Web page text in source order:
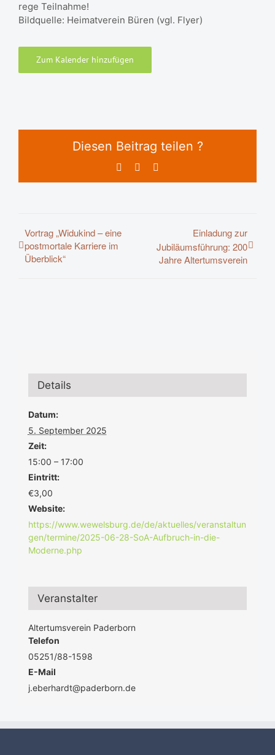
rege Teilnahme!
Bildquelle: Heimatverein Büren (vgl. Flyer)
Zum Kalender hinzufügen
Diesen Beitrag teilen ?
Facebook
Vortrag „Widukind – eine
postmortale Karriere im
Überblick“
Einladung zur
Jubiläumsführung: 200
Jahre Altertumsverein
Details
Datum:
5. September 2025
Zeit:
15:00 – 17:00
Eintritt:
€3,00
Website:
https://www.wewelsburg.de/de/aktuelles/veranstaltun
gen/termine/2025-06-28-SoA-Aufbruch-in-die-
Moderne.php
Veranstalter
Altertumsverein Paderborn
Telefon
05251/88-1598
E-Mail
j.eberhardt@paderborn.de